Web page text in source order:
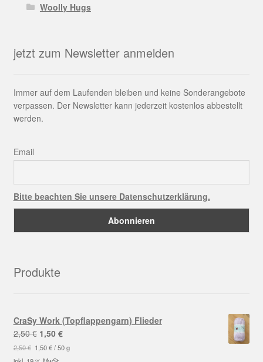
Woolly Hugs
jetzt zum Newsletter anmelden
Immer auf dem Laufenden bleiben und keine Sonderangebote
verpassen. Der Newsletter kann jederzeit kostenlos abbestellt
werden.
Email
Bitte beachten Sie unsere Datenschutzerklärung.
Produkte
CraSy Work (Topflappengarn) Flieder
2,50€ Ursprünglicher
Preis
war:
1,50 €Aktueller
Preis
2,50€ 1,50€/50 g